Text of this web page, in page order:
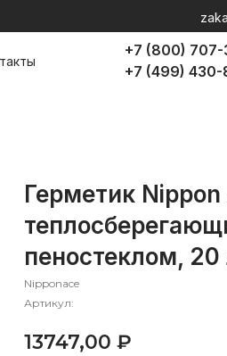
+7 (800)
+7 (499)
Герметик Nippon
пеностеклом, 20
Nipponace
Артикул:
13747,00 ₽